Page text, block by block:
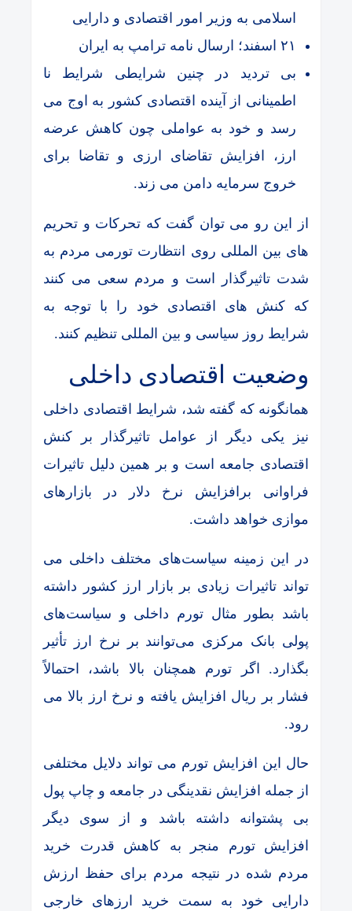
اسلامی به وزیر امور اقتصادی و دارایی
۲۱ اسفند؛ ارسال نامه ترامپ به ایران
بی تردید در چنین شرایطی شرایط نا
اطمینانی از آینده اقتصادی کشور به اوج می
رسد و خود به عواملی چون کاهش عرضه
ارز، افزایش تقاضای ارزی و تقاضا برای
خروج سرمایه دامن می زند.
از این رو می توان گفت که تحرکات و تحریم
های بین المللی روی انتظارت تورمی مردم به
شدت تاثیرگذار است و مردم سعی می کنند
که کنش های اقتصادی خود را با توجه به
شرایط روز سیاسی و بین المللی تنظیم کنند.
وضعیت اقتصادی داخلی
همانگونه که گفته شد، شرایط اقتصادی داخلی
نیز یکی دیگر از عوامل تاثیرگذار بر کنش
اقتصادی جامعه است و بر همین دلیل تاثیرات
فراوانی برافزایش نرخ دلار در بازارهای
موازی خواهد داشت.
در این زمینه سیاست‌های مختلف داخلی می
تواند تاثیرات زیادی بر بازار ارز کشور داشته
باشد بطور مثال تورم داخلی و سیاست‌های
پولی بانک مرکزی می‌توانند بر نرخ ارز تأثیر
بگذارد. اگر تورم همچنان بالا باشد، احتمالاً
فشار بر ریال افزایش یافته و نرخ ارز بالا می
رود.
حال این افزایش تورم می تواند دلایل مختلفی
از جمله افزایش نقدینگی در جامعه و چاپ پول
بی پشتوانه داشته باشد و از سوی دیگر
افزایش تورم منجر به کاهش قدرت خرید
مردم شده در نتیجه مردم برای حفظ ارزش
دارایی خود به سمت خرید ارزهای خارجی